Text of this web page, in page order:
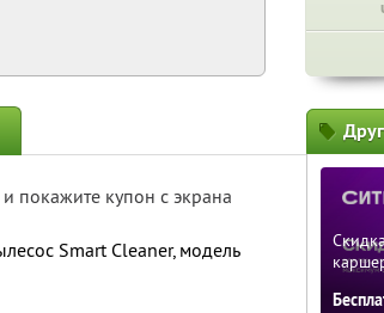
и покажите купон с экрана
Smart Cleaner, модель